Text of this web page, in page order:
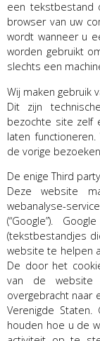
een tekstbestand
browser van uw
wordt wanneer u
worden gebruikt
slechts een
Wij maken gebruik
Dit zijn
bezochte site
laten
de vorige
De enige Third
Deze website
webanalyse-
(“Google”).
(tekstbestandjes
website te helpen
De door het
van de website
overgebracht naar
Verenigde
houden hoe u de